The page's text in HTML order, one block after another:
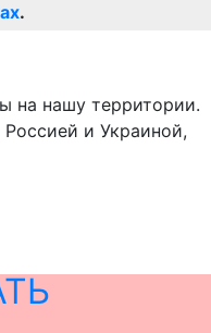
.
на нашу территории.
и Украиной,